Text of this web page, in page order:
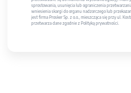
sprostowania, usunięcia lub ograniczenia
wniesienia skargi do organu nadzorczego lub
jest firma Prosker Sp. z o.o., mieszcząca się przy ul.
przetwarza dane zgodnie z Polityką prywatności.